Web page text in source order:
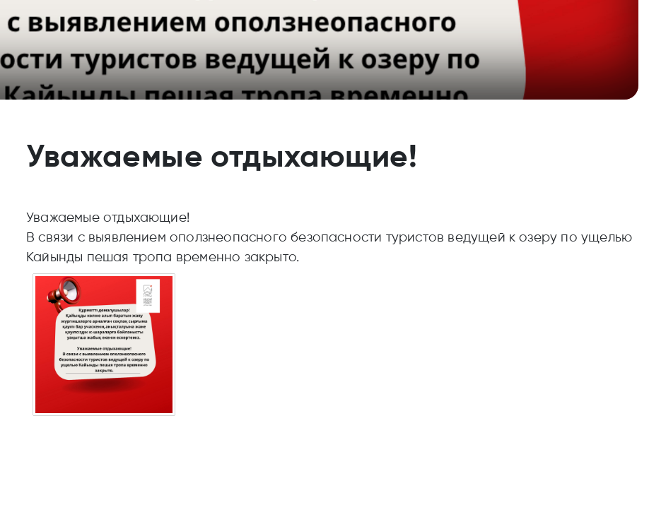
Уважаемые отдыхающие!
Уважаемые отдыхающие!
В связи с выявлением оползнеопасного безопасности туристов ведущей к озеру по ущелью
Кайынды пешая тропа временно закрыто.